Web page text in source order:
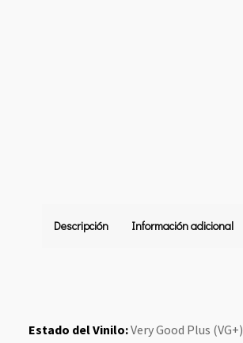
Descripción Información adicional
Estado del Vinilo:Very Good Plus (VG+)